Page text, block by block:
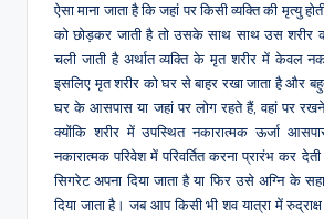
ऐसा माना जाता है कि जहां पर किसी व्यक्ति की मृत्यु
को छोड़कर जाती है तो उसके साथ साथ उस शरीर
चली जाती है अर्थात व्यक्ति के मृत शरीर में केवल
इसलिए मृत शरीर को घर से बाहर रखा जाता है और
घर के आसपास या जहां पर लोग रहते हैं, वहां पर
क्योंकि शरीर में उपस्थित नकारात्मक ऊर्जा
नकारात्मक परिवेश में परिवर्तित करना प्रारंभ कर
सिगरेट अपना दिया जाता है या फिर उसे अग्नि के
दिया जाता है। जब आप किसी भी शव यात्रा में